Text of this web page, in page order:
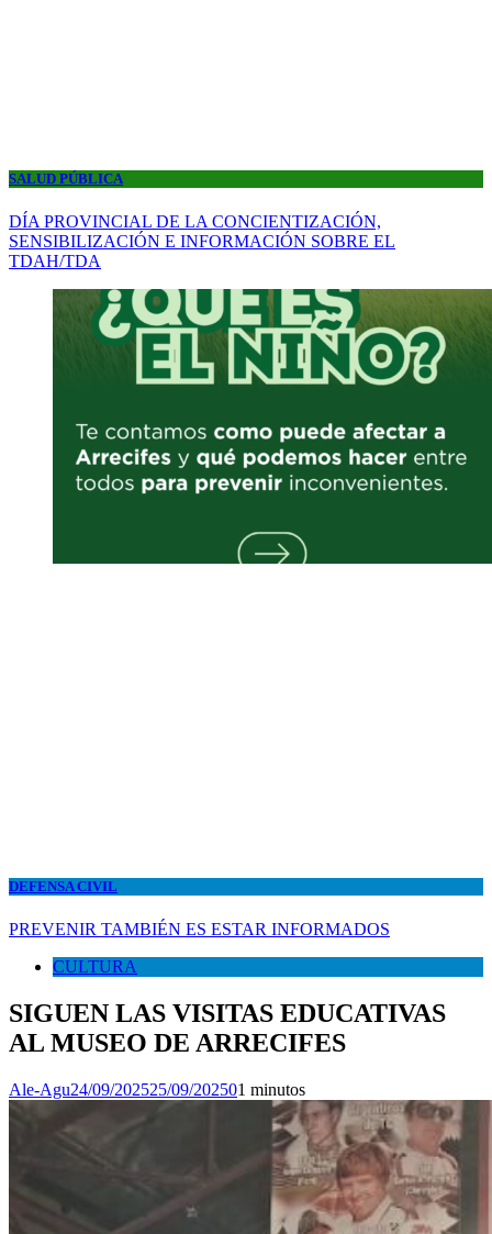
SALUD PÚBLICA
DÍA PROVINCIAL DE LA CONCIENTIZACIÓN,
SENSIBILIZACIÓN E INFORMACIÓN SOBRE EL
TDAH/TDA
DEFENSA CIVIL
PREVENIR TAMBIÉN ES ESTAR INFORMADOS
CULTURA
SIGUEN LAS VISITAS EDUCATIVAS
AL MUSEO DE ARRECIFES
Ale-Agu24/09/202525/09/202501 minutos